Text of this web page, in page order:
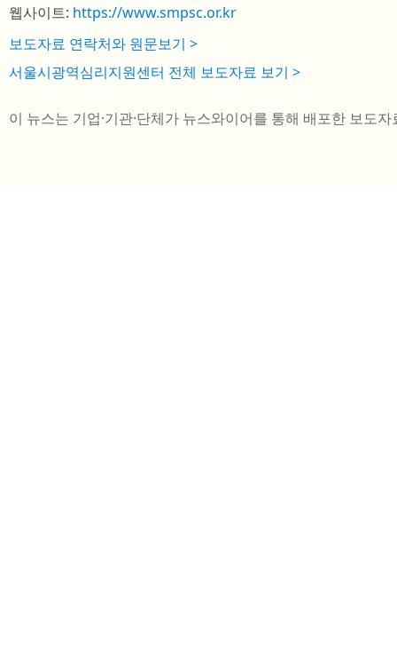
웹사이트: https://www.smpsc.or.kr
보도자료 연락처와 원문보기 >
서울시광역심리지원센터 전체 보도자료 보기 >
이 뉴스는 기업·기관·단체가 뉴스와이어를 통해 배포한 보도